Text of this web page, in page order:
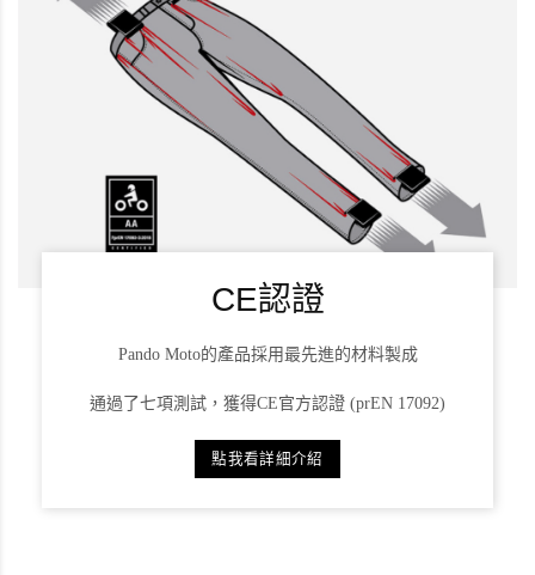
CE認證
Pando Moto的產品採用最先進的材料製成
通過了七項測試，獲得CE官方認證 (prEN 17092)
點我看詳細介紹